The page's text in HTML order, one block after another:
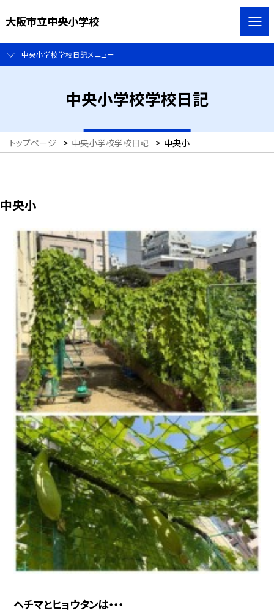
大阪市立中央小学校
中央小学校学校日記メニュー
中央小学校学校日記
トップページ > 中央小学校学校日記 > 中央小
中央小
ヘチマとヒョウタンは・・・